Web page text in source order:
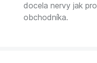
docela nervy jak
obchodníka.